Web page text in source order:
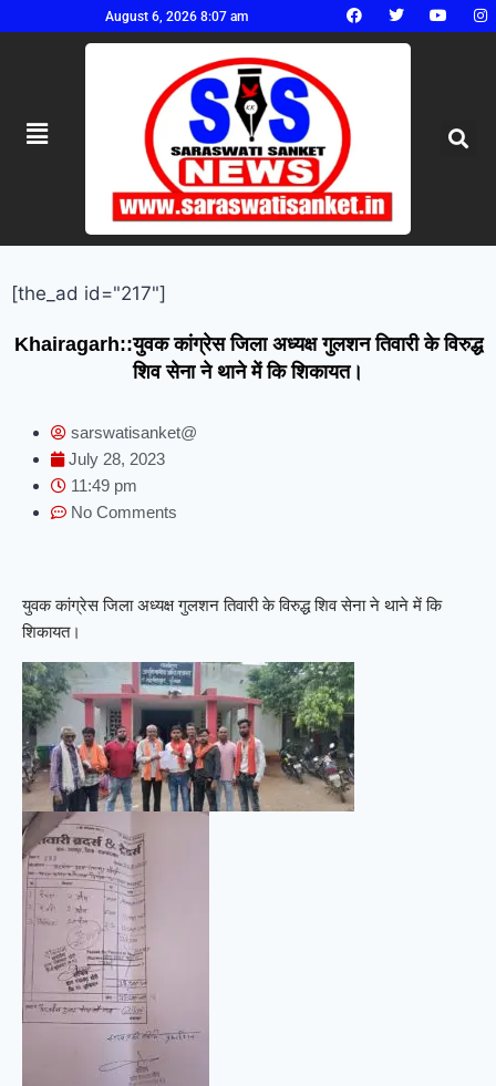
August 6, 2026 8:07 am
[the_ad id="217"]
Khairagarh::युवक कांग्रेस जिला अध्यक्ष गुलशन तिवारी के विरुद्ध
शिव सेना ने थाने में कि शिकायत।
sarswatisanket@
July 28, 2023
11:49 pm
No Comments
युवक कांग्रेस जिला अध्यक्ष गुलशन तिवारी के विरुद्ध शिव सेना ने थाने में कि
शिकायत।